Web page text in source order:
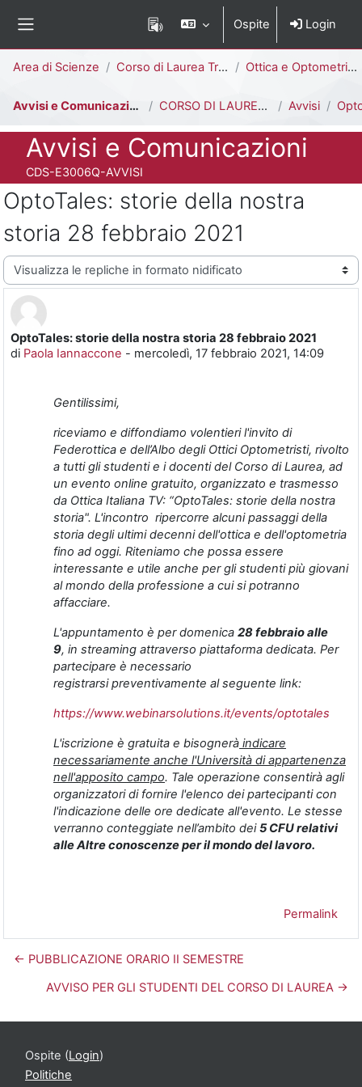
Ospite Login
Area di Scienze Corso di Laurea Triennale Ottica e Optometria [E3006Q - E3002Q]
Avvisi e Comunicazioni CORSO DI LAUREA IN OTTICA E OPTOMETRIA Avvisi OptoTales:
Titolo del corso
Avvisi e Comunicazioni
Codice identificativo del corso
CDS-E3006Q-AVVISI
OptoTales: storie della nostra
storia 28 febbraio 2021
Modalità visualizzazione
OptoTales: storie della nostra storia 28 febbraio 2021
di Paola Iannaccone - mercoledì, 17 febbraio 2021, 14:09
Numero di risposte: 0
Gentilissimi,
riceviamo e diffondiamo volentieri l'invito di
Federottica e dell’Albo degli Ottici Optometristi, rivolto
a tuttigli studenti e i docentidel Corso di Laurea, ad
un evento online gratuito, organizzato e trasmesso
da Ottica Italiana TV: “OptoTales: storie della nostra
storia". L'incontro ripercorre alcuni passaggi della
storia degli ultimi decenni dell'ottica e dell'optometria
fino ad oggi. Riteniamo che possa essere
interessante e utile anche per gli studenti più giovani
al mondo della professione a cui si potranno
affacciare.
L'appuntamento è per domenica 28 febbraio alle
9, in streaming attraverso piattaforma dedicata. Per
partecipare è necessario
registrarsi preventivamente al seguente link:
https://www.webinarsolutions.it/events/optotales
L'iscrizione è gratuita e bisognerà indicare
necessariamente anche l'Università di appartenenza
nell'apposito campo. Tale operazione consentirà agli
organizzatori di fornire l'elenco dei partecipanti con
l'indicazione delle ore dedicate all'evento. Le stesse
verranno conteggiate nell’ambito dei5 CFU relativi
alle Altre conoscenze per il mondo del lavoro.
Permalink
← PUBBLICAZIONE ORARIO II SEMESTRE
AVVISO PER GLI STUDENTI DEL CORSO DI LAUREA →
Ospite (Login)
Politiche